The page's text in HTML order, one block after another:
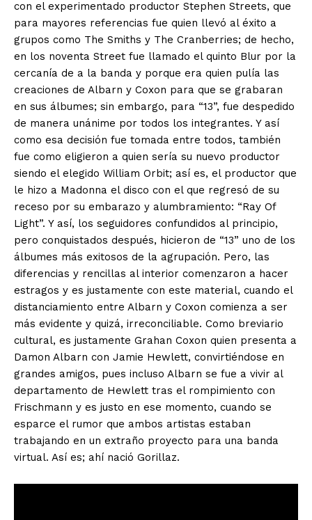
+ Todas las formas de lucha, potencialmente enlazadas
con el experimentado productor Stephen Streets, que
para mayores referencias fue quien llevó al éxito a
grupos como The Smiths y The Cranberries; de hecho,
en los noventa Street fue llamado el quinto Blur por la
cercanía de a la banda y porque era quien pulía las
creaciones de Albarn y Coxon para que se grabaran
en sus álbumes; sin embargo, para “13”, fue despedido
de manera unánime por todos los integrantes. Y así
como esa decisión fue tomada entre todos, también
fue como eligieron a quien sería su nuevo productor
siendo el elegido William Orbit; así es, el productor que
le hizo a Madonna el disco con el que regresó de su
receso por su embarazo y alumbramiento: “Ray Of
Light”. Y así, los seguidores confundidos al principio,
pero conquistados después, hicieron de “13” uno de los
álbumes más exitosos de la agrupación. Pero, las
diferencias y rencillas al interior comenzaron a hacer
estragos y es justamente con este material, cuando el
distanciamiento entre Albarn y Coxon comienza a ser
más evidente y quizá, irreconciliable. Como breviario
cultural, es justamente Grahan Coxon quien presenta a
Damon Albarn con Jamie Hewlett, convirtiéndose en
grandes amigos, pues incluso Albarn se fue a vivir al
departamento de Hewlett tras el rompimiento con
Frischmann y es justo en ese momento, cuando se
esparce el rumor que ambos artistas estaban
trabajando en un extraño proyecto para una banda
virtual. Así es; ahí nació Gorillaz.